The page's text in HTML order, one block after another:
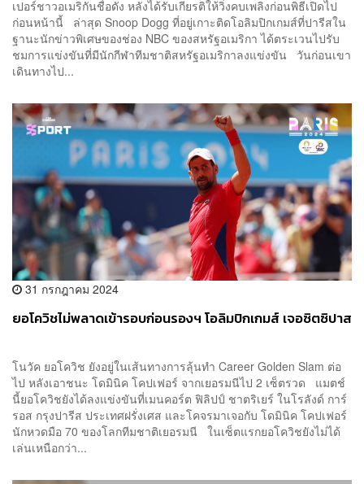
เปอร์ชาวอเมริกันชื่อดัง หลังได้รับเกียรติให้วิ่งคบเพลิงก่อนพิธีเปิดไป
ก่อนหน้านี้ ล่าสุด Snoop Dogg ที่อยู่เกาะติดโอลิมปิกเกมส์ที่ปารีสใน
ฐานะนักข่าวพิเศษของช่อง NBC ของสหรัฐอเมริกา ได้ตระเวนไปรับ
ชมการแข่งขันที่มีนักกีฬาทีมชาติสหรัฐอเมริกาลงแข่งขัน วันก่อนเขา
เดินทางไป...
31 กรกฎาคม 2024
ยอโควิชไม่พลาดเข้ารอบก่อนรองฯ โอลิมปิกเกมส์ เจอซิตซิปาส
โนวัค ยอโควิช ยังอยู่ในเส้นทางการลุ้นทำ Career Golden Slam ต่อ
ไป หลังเอาชนะ โดมินิค โคปเฟอร์ จากเยอรมนีไป 2 เซ็ตรวด แมตช์
นี้ยอโควิชยังได้ลงแข่งขันที่เมนคอร์ต ฟิลิปป์ ชาตริเยร์ ในโรลังด์ การ์
รอส กรุงปารีส ประเทศฝรั่งเศส และโคจรมาเจอกับ โดมินิค โคปเฟอร์
นักหวดมือ 70 ของโลกทีมชาติเยอรมนี ในเซ็ตแรกยอโควิชยังไม่ได้
เล่นเหนือกว่า...